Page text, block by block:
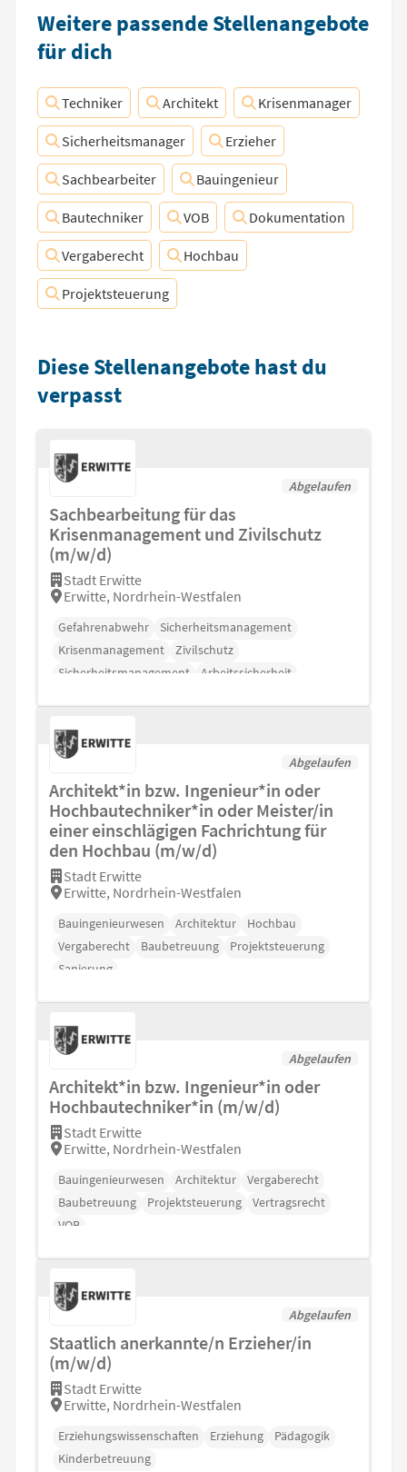
Weitere passende Stellenangebote
für dich
Techniker Architekt Krisenmanager
Sicherheitsmanager Erzieher
Sachbearbeiter Bauingenieur
Bautechniker VOB Dokumentation
Vergaberecht Hochbau
Projektsteuerung
Diese Stellenangebote hast du
verpasst
Abgelaufen
Sachbearbeitung für das
Krisenmanagement und Zivilschutz
(m/w/d)
Stadt Erwitte
Erwitte, Nordrhein-Westfalen
Gefahrenabwehr
Sicherheitsmanagement
Krisenmanagement
Zivilschutz
Sicherheitsmanagement
Arbeitssicherheit
Abgelaufen
Architekt*in bzw. Ingenieur*in oder
Hochbautechniker*in oder Meister/in
einer einschlägigen Fachrichtung für
den Hochbau (m/w/d)
Stadt Erwitte
Erwitte, Nordrhein-Westfalen
Bauingenieurwesen Architektur
Hochbau
Vergaberecht
Baubetreuung
Projektsteuerung
Sanierung
Abgelaufen
Architekt*in bzw. Ingenieur*in oder
Hochbautechniker*in (m/w/d)
Stadt Erwitte
Erwitte, Nordrhein-Westfalen
Bauingenieurwesen Architektur
Vergaberecht
Baubetreuung
Projektsteuerung
Vertragsrecht
VOB
Abgelaufen
Staatlich anerkannte/n Erzieher/in
(m/w/d)
Stadt Erwitte
Erwitte, Nordrhein-Westfalen
Erziehungswissenschaften Erziehung
Pädagogik
Kinderbetreuung